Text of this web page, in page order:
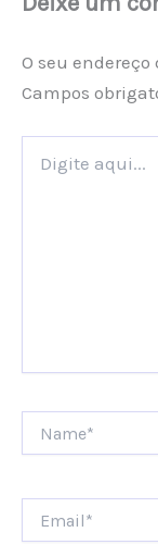
O seu
Campos
aqui...